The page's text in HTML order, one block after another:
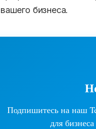
вашего бизнеса.
Подпишитесь на наш
для